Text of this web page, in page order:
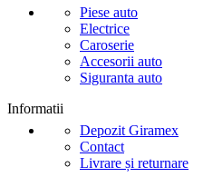
Piese auto
Electrice
Caroserie
Accesorii auto
Siguranta auto
Informatii
Depozit Giramex
Contact
Livrare și returnare